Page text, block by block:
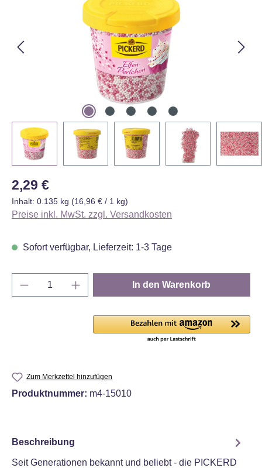
Regulärer Preis:
2,29 €
Inhalt: 0.135 kg (16,96 € / 1 kg)
Preise inkl. MwSt. zzgl. Versandkosten
Sofort verfügbar, Lieferzeit: 1-3 Tage
Produkt Anzahl: Gib den gewünschten
In den Warenkorb
Zum Merkzettel hinzufügen
Produktnummer: m4-15010
Beschreibung
Seit Generationen bekannt und beliebt - die PICKERD